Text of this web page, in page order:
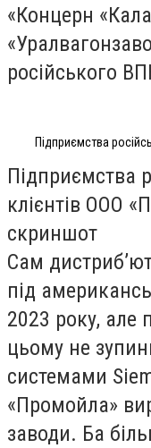
«Концерн
російського
Підприємства
Підприємства
клієнтів ООО
скриншот
Сам
під
2023 року, але
цьому не
системами
«Промойла»
заводи. Ба